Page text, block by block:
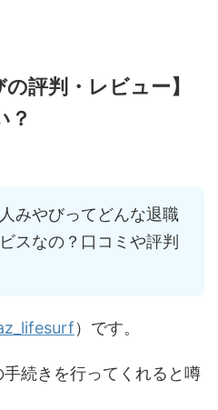
評判・レビュー】
？
みやびってどんな退職
スなの？口コミや評判
）です。
続きを行ってくれると噂